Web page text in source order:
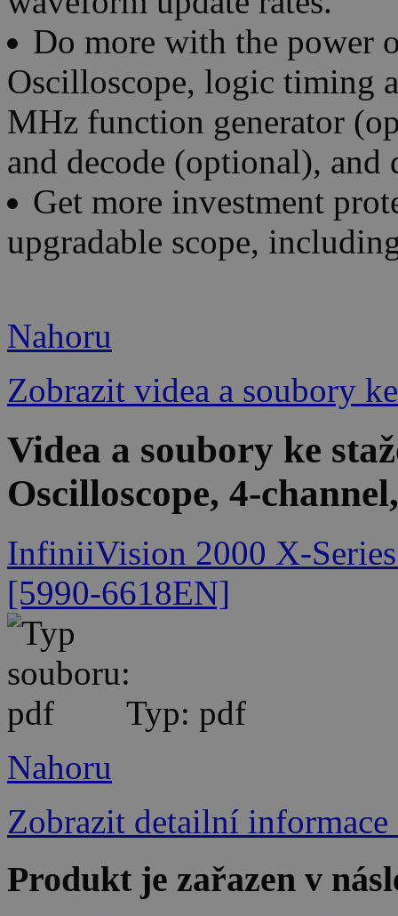
Do more with the power
Oscilloscope, logic timing
MHz function generator
and decode (optional),
Get more investment
upgradable scope,
Nahoru
Zobrazit videa a soubory
Videa a soubory ke
Oscilloscope, 4-
InfiniiVision 2000 X-
[5990-6618EN]
Typ: pdf
Nahoru
Zobrazit detailní informace
Produkt je zařazen v